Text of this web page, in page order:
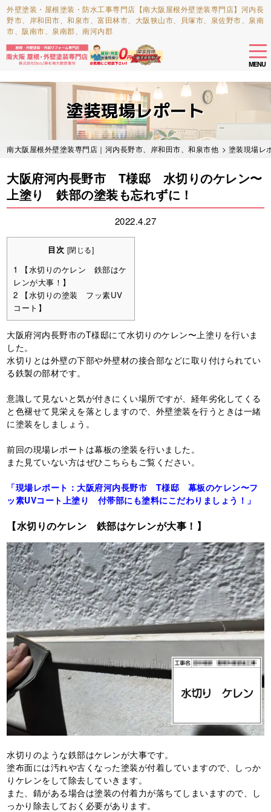
Skip
MENU
外壁塗装・屋根塗装・防水工事専門店【南大阪屋根外壁塗装専門店】河内長
野市、岸和田市、和泉市、富田林市、大阪狭山市、貝塚市、泉佐野市、泉南
市、阪南市、泉南郡、南河内郡
塗装現場レポート
南大阪屋根外壁塗装専門店｜河内長野市、岸和田市、和泉市他 > 塗装現場レ
大阪府河内長野市 T様邸 水切りのケレン〜
上塗り 鉄部の塗装も忘れずに！
2022.4.27
目次 [閉じる]
1
【水切りのケレン 鉄部はケ
レンが大事！】
2 【水切りの塗装 フッ素UV
コート】
大阪府河内長野市のT様邸にて水切りのケレン〜上塗りを行いま
した。
水切りとは外壁の下部や外壁材の接合部などに取り付けられてい
る鉄製の部材です。
意識して見ないと気が付きにくい場所ですが、経年劣化してくる
と色褪せて見栄えを落としますので、外壁塗装を行うときは一緒
に塗装をしましょう。
前回の現場レポートは幕板の塗装を行いました。
また見ていない方はぜひこちらもご覧ください。
「現場レポート：大阪府河内長野市 T様邸 幕板のケレン〜フ
ッ素UVコート上塗り 付帯部にも塗料にこだわりましょう！」
【水切りのケレン 鉄部はケレンが大事！】
水切りのような鉄部はケレンが大事です。
塗布面には汚れや古くなった塗装が付着していますので、しっか
りケレンをして除去していきます。
また、錆がある場合は塗装の付着力が落ちてしまいますので、し
っかり除去しておく必要があります。